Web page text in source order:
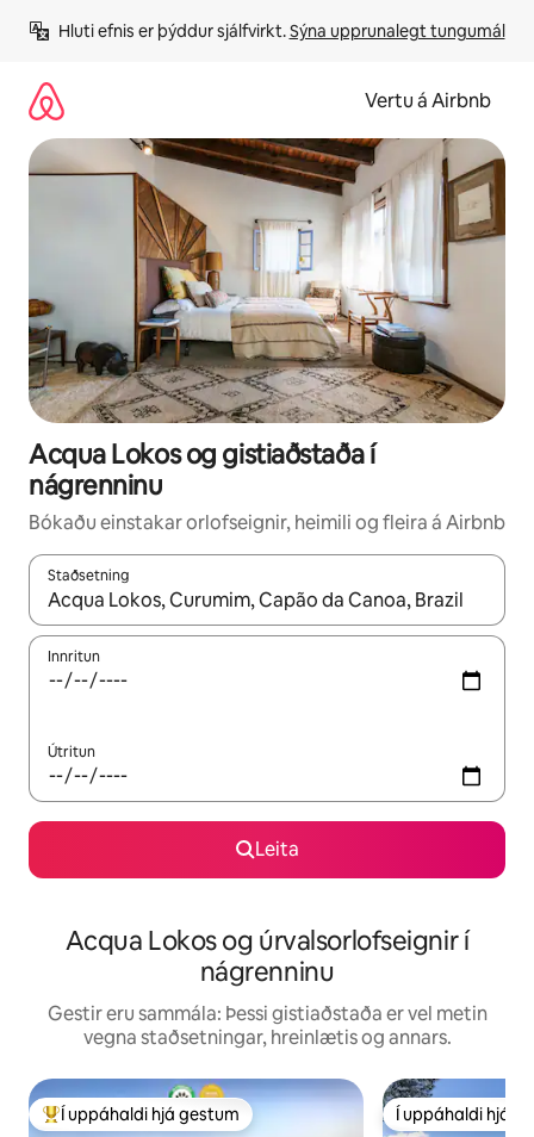
beint
Hluti efnis er þýddur sjálfvirkt. Sýna upprunalegt tungumál
Vertu á Airbnb
Acqua Lokos og gistiaðstaða í
nágrenninu
Bókaðu einstakar orlofseignir, heimili og fleira á Airbnb
Staðsetning
Þegar niðurstöður liggja fyrir skaltu nota upp og niður
Innritun
Útritun
Leita
Acqua Lokos og úrvalsorlofseignir í
nágrenninu
Gestir eru sammála: Þessi gistiaðstaða er vel metin
vegna staðsetningar, hreinlætis og annars.
Í mestu uppáhaldi hjá gestum
Í uppáhaldi hjá gestum Í uppáhaldi hjá
Í uppáhaldi hjá